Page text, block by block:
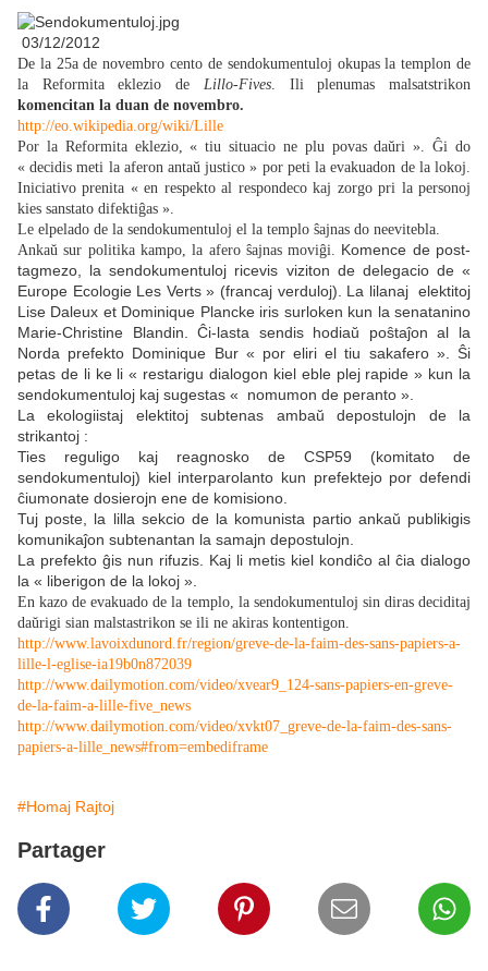
03/12/2012
De la 25a de novembro cento de sendokumentuloj okupas la templon de
la Reformita eklezio de Lillo-Fives. Ili plenumas malsatstrikon
komencitan la duan de novembro.
http://eo.wikipedia.org/wiki/Lille
Por la Reformita eklezio, « tiu situacio ne plu povas daŭri ». Ĝi do
« decidis meti la aferon antaŭ justico » por peti la evakuadon de la lokoj.
Iniciativo prenita « en respekto al respondeco kaj zorgo pri la personoj
kies sanstato difektiĝas ».
Le elpelado de la sendokumentuloj el la templo ŝajnas do neevitebla.
Ankaŭ sur politika kampo, la afero ŝajnas moviĝi. Komence de post-
tagmezo, la sendokumentuloj ricevis viziton de delegacio de «
Europe Ecologie Les Verts » (francaj verduloj). La lilanaj elektitoj
Lise Daleux et Dominique Plancke iris surloken kun la senatanino
Marie-Christine Blandin. Ĉi-lasta sendis hodiaŭ poŝtaĵon al la
Norda prefekto Dominique Bur « por eliri el tiu sakafero ». Ŝi
petas de li ke li « restarigu dialogon kiel eble plej rapide » kun la
sendokumentuloj kaj sugestas « nomumon de peranto ».
La ekologiistaj elektitoj subtenas ambaŭ depostulojn de la
strikantoj :
Ties reguligo kaj reagnosko de CSP59 (komitato de
sendokumentuloj) kiel interparolanto kun prefektejo por defendi
ĉiumonate dosierojn ene de komisiono.
Tuj poste, la lilla sekcio de la komunista partio ankaŭ publikigis
komunikaĵon subtenantan la samajn depostulojn.
La prefekto ĝis nun rifuzis. Kaj li metis kiel kondiĉo al ĉia dialogo
la « liberigon de la lokoj ».
En kazo de evakuado de la templo, la sendokumentuloj sin diras deciditaj
daŭrigi sian malstastrikon se ili ne akiras kontentigon.
http://www.lavoixdunord.fr/region/greve-de-la-faim-des-sans-papiers-a-
lille-l-eglise-ia19b0n872039
http://www.dailymotion.com/video/xvear9_124-sans-papiers-en-greve-
de-la-faim-a-lille-five_news
http://www.dailymotion.com/video/xvkt07_greve-de-la-faim-des-sans-
papiers-a-lille_news#from=embediframe
#Homaj Rajtoj
Partager